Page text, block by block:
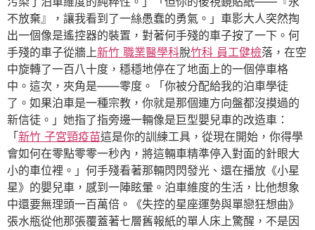
不放棄』，讓我看到了一絲愚蠢的勇氣。」車影大人突然掏
出一個像是遙控器的裝置，對著何手殘的車子按了一下。何
手殘的車子從牆上新竹 職業醫學科脫竹科 員工健檢落，在空
中旋轉了一百八十度，穩穩地停在了地面上的一個停車格
中。這次，夾角是——零度。「你被分配給我的泊車學徒
了。如果泊車是一種宗教，你就是那個連方向盤都沒摸過的
新信徒。」她指了指旁邊一輛像是巨型嬰兒車的改造車：
「 新竹 子宮頸疫苗這是你的訓練工具，從現在開始，你得學
會如何在零點零零一秒內，將這輛車精準停入對面的針眼大
小的車位裡。」何手殘看著那輛閃閃發光、還在播放《小星
星》的嬰兒車，感到一陣眩暈。泊車維度的生活，比他想象
中還要無理頭一百萬倍。《失控的星座運勢與單戀狂想曲》
張水瓶從他那張覆蓋著七層舊報紙的單人床上驚醒，不是因